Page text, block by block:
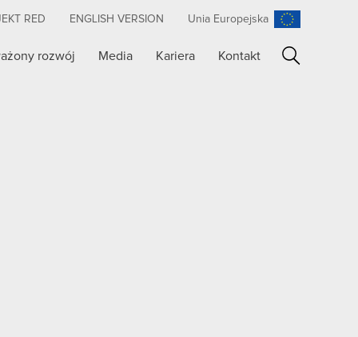
RED ENGLISH VERSION Unia Europejska
rozwój Media Kariera Kontakt